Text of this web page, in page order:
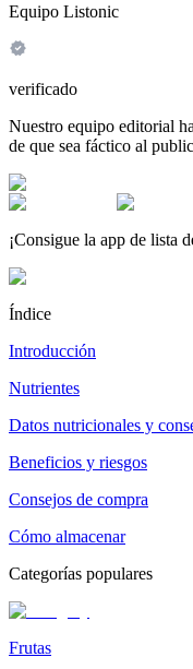
Equipo Listonic
verificado
Nuestro equipo editorial
de que sea fáctico al
¡Consigue la app de lista
Índice
Introducción
Nutrientes
Datos nutricionales y
Beneficios y riesgos
Consejos de compra
Cómo almacenar
Categorías populares
Frutas